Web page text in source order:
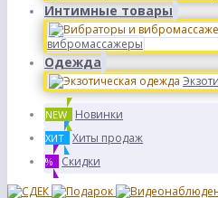
Интимные товары
вибромассажеры
Одежда
NEW Новинки
ХИТ Хиты продаж
% Скидки